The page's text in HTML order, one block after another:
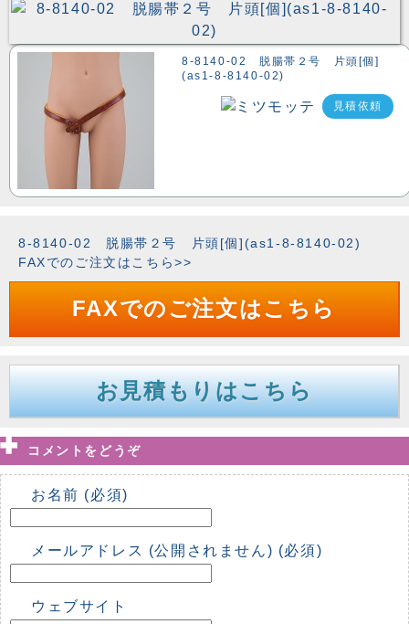
8-8140-02 脱腸帯２号 片頭[個]
(as1-8-8140-02)
見積依頼
8-8140-02 脱腸帯２号 片頭[個](as1-8-8140-02)
FAXでのご注文はこちら>>
FAXでのご注文はこちら
お見積もりはこちら
コメントをどうぞ
お名前 (必須)
メールアドレス (公開されません) (必須)
ウェブサイト